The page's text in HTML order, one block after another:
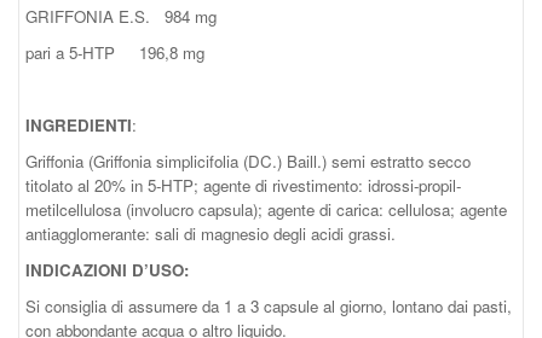
GRIFFONIA E.S. 984 mg
pari a 5-HTP 196,8 mg
INGREDIENTI:
Griffonia (Griffonia simplicifolia (DC.) Baill.) semi estratto secco
titolato al 20% in 5-HTP; agente di rivestimento: idrossi-propil-
metilcellulosa (involucro capsula); agente di carica: cellulosa; agente
antiagglomerante: sali di magnesio degli acidi grassi.
INDICAZIONI D’USO:
Si consiglia di assumere da 1 a 3 capsule al giorno, lontano dai pasti,
con abbondante acqua o altro liquido.